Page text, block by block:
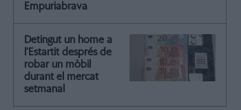
Empuriabrava
Detingut un home a
l’Estartit després de
robar un mòbil
durant el mercat
setmanal